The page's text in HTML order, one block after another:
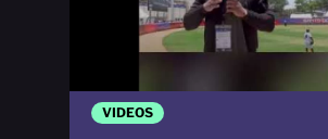
VIDEOS